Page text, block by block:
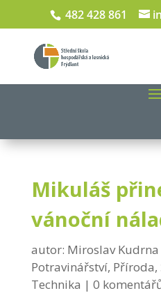
482 428 861
Mikuláš
vánoční
autor: Miroslav Kudrna
Potravinářství, Příroda,
Technika
0